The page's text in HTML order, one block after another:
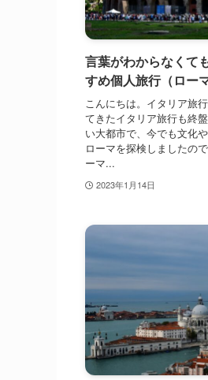
言葉がわからなく
すめ個人旅行（ロー
こんにちは。イタリア旅
てきたイタリア旅行も終
い大都市で、今でも文化
ローマを探検しましたの
ーマ...
2023年1月14日